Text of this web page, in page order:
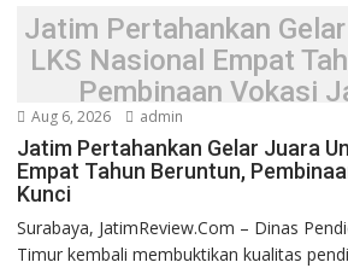
Jatim Pertahankan
LKS Nasional Empat
Pembinaan Vokasi
Aug 6, 2026 admin
Jatim Pertahankan Gelar Juara
Empat Tahun Beruntun,
Kunci
Surabaya, JatimReview.Com – Dinas
Timur kembali membuktikan kualitas